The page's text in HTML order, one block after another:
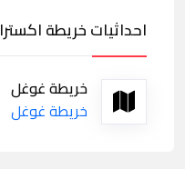
احداثيات خريطة اكسترا Extra فرع الخبر- العزيزية
خريطة غوغل
خريطة غوغل